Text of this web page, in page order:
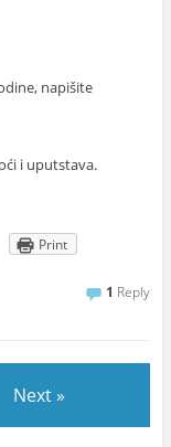
napišite
i uputstava.
Print
1 Reply
Next »